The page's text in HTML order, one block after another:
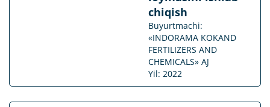
chiqish
Buyurtmachi:
«INDORAMA KOKAND
FERTILIZERS AND
CHEMICALS» AJ
Yil: 2022